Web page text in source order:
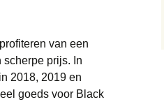
Nintendo deals
Playstation deals
Sneakers deals
Brillen & zonnebrillen
Wintersport deals
Eettafel deals
Lampen deals
van een
prijs. In
2018, 2019 en
goeds voor Black